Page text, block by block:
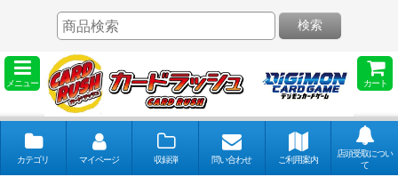
メニュー カート
検索
カテゴリ マイページ 収録弾 問い合わせ ご利用案内
店頭受取につい
て